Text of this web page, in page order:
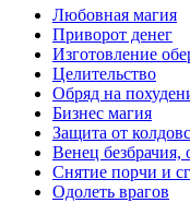
Любовная магия
Приворот денег
Изготовление
Целительство
Обряд на
Бизнес магия
Защита от
Венец безбрачия,
Снятие порчи и
Одолеть врагов